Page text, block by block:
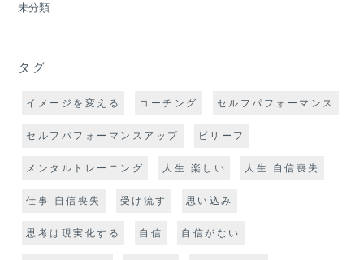
未分類
タグ
イメージを変える コーチング セルフパフォーマンス
セルフパフォーマンスアップ ビリーフ
メンタルトレーニング 人生 楽しい 人生 自信喪失
仕事 自信喪失 受け流す 思い込み
思考は現実化する 自信 自信がない